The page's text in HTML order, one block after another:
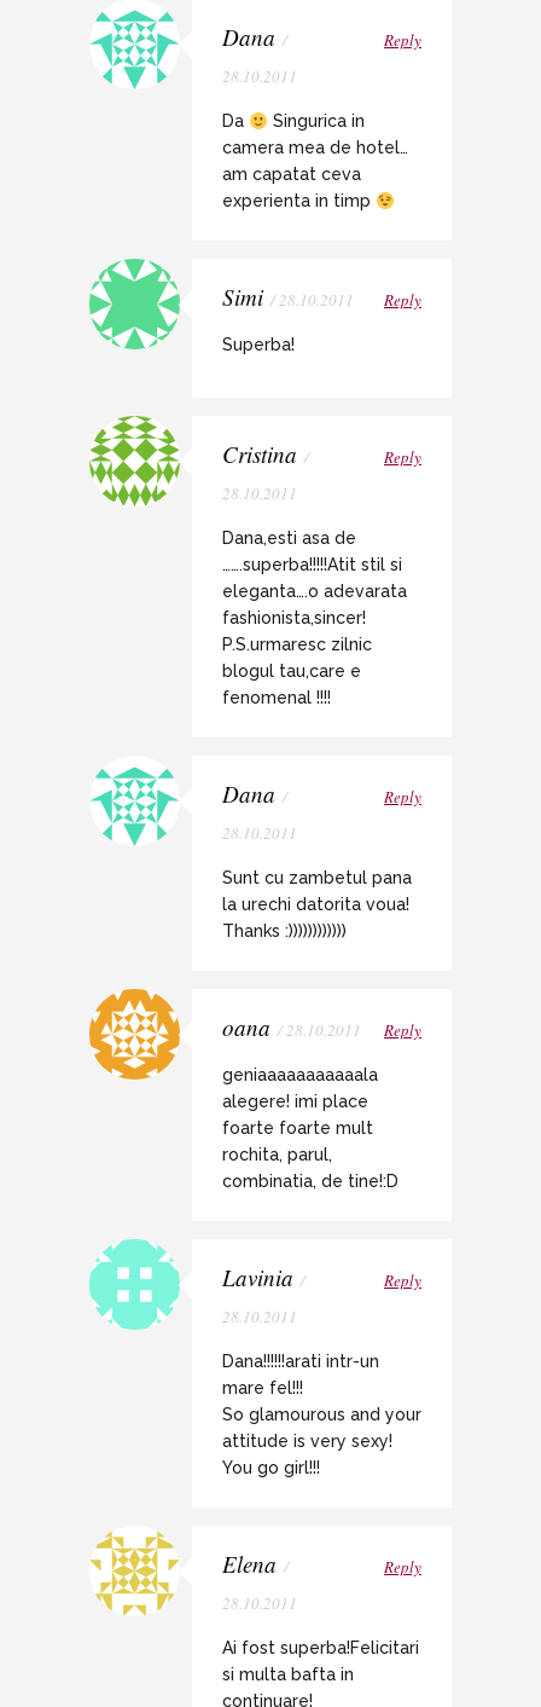
Dana /
28.10.2011
Reply
Da
Singurica in
camera mea de hotel…
am capatat ceva
experienta in timp
Simi / 28.10.2011 Reply
Superba!
Cristina /
28.10.2011
Reply
Dana,esti asa de
…….superba!!!!!Atit stil si
eleganta….o adevarata
fashionista,sincer!
P.S.urmaresc zilnic
blogul tau,care e
fenomenal !!!!
Dana /
28.10.2011
Reply
Sunt cu zambetul pana
la urechi datorita voua!
Thanks :))))))))))))
oana / 28.10.2011 Reply
geniaaaaaaaaaaala
alegere! imi place
foarte foarte mult
rochita, parul,
combinatia, de tine!:D
Lavinia /
28.10.2011
Reply
Dana!!!!!!arati intr-un
mare fel!!!
So glamourous and your
attitude is very sexy!
You go girl!!!
Elena /
28.10.2011
Reply
Ai fost superba!Felicitari
si multa bafta in
continuare!